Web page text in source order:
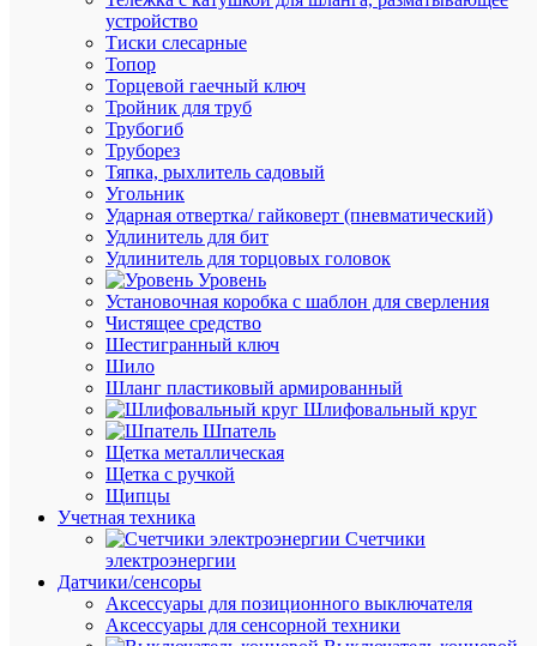
устройство
Тиски слесарные
Топор
Торцевой гаечный ключ
Тройник для труб
Трубогиб
Труборез
Тяпка, рыхлитель садовый
Угольник
Ударная отвертка/ гайковерт (пневматический)
Удлинитель для бит
Удлинитель для торцовых головок
Уровень
Установочная коробка с шаблон для сверления
Чистящее средство
Шестигранный ключ
Шило
Шланг пластиковый армированный
Шлифовальный круг
Шпатель
Щетка металлическая
Щетка с ручкой
Щипцы
Учетная техника
Счетчики
электроэнергии
Датчики/сенсоры
Аксессуары для позиционного выключателя
Аксессуары для сенсорной техники
334.41
для